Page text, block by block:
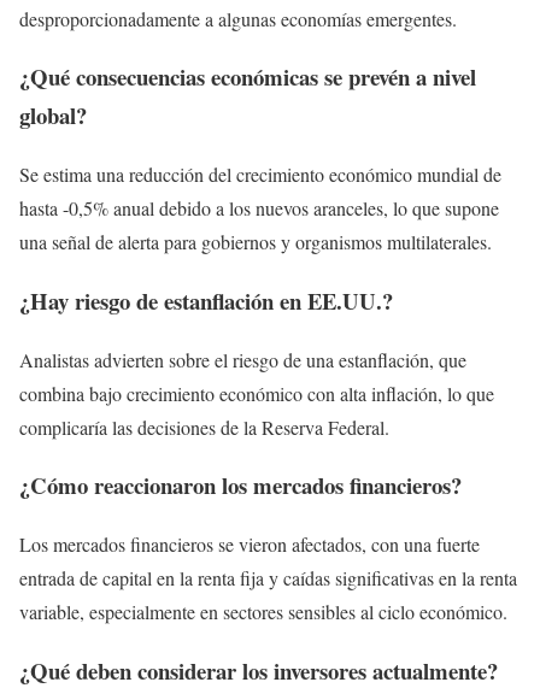
desproporcionadamente a algunas economías emergentes.
¿Qué consecuencias económicas se prevén a nivel
global?
Se estima una reducción del crecimiento económico mundial de
hasta -0,5% anual debido a los nuevos aranceles, lo que supone
una señal de alerta para gobiernos y organismos multilaterales.
¿Hay riesgo de estanflación en EE.UU.?
Analistas advierten sobre el riesgo de una estanflación, que
combina bajo crecimiento económico con alta inflación, lo que
complicaría las decisiones de la Reserva Federal.
¿Cómo reaccionaron los mercados financieros?
Los mercados financieros se vieron afectados, con una fuerte
entrada de capital en la renta fija y caídas significativas en la renta
variable, especialmente en sectores sensibles al ciclo económico.
¿Qué deben considerar los inversores actualmente?